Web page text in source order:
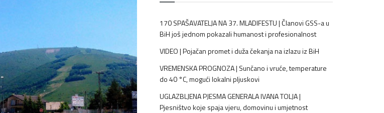
170 SPAŠAVATELJA NA 37. MLADIFESTU | Članovi GSS-a u
BiH još jednom pokazali humanost i profesionalnost
VIDEO | Pojačan promet i duža čekanja na izlazu iz BiH
VREMENSKA PROGNOZA | Sunčano i vruće, temperature
do 40 °C, mogući lokalni pljuskovi
UGLAZBLJENA PJESMA GENERALA IVANA TOLJA |
Pjesništvo koje spaja vjeru, domovinu i umjetnost